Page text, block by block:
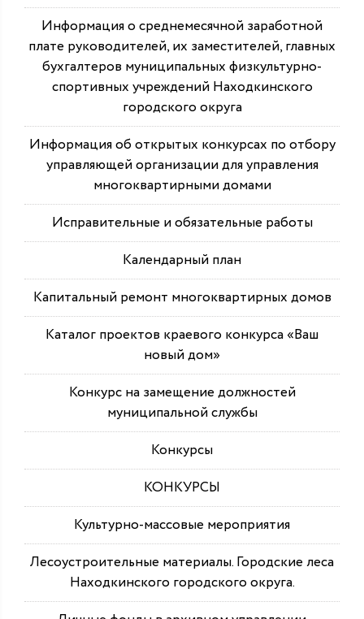
Информация о среднемесячной заработной
плате руководителей, их заместителей, главных
бухгалтеров муниципальных физкультурно-
спортивных учреждений Находкинского
городского округа
Информация об открытых конкурсах по отбору
управляющей организации для управления
многоквартирными домами
Исправительные и обязательные работы
Календарный план
Капитальный ремонт многоквартирных домов
Каталог проектов краевого конкурса «Ваш
новый дом»
Конкурс на замещение должностей
муниципальной службы
Конкурсы
КОНКУРСЫ
Культурно-массовые мероприятия
Лесоустроительные материалы. Городские леса
Находкинского городского округа.